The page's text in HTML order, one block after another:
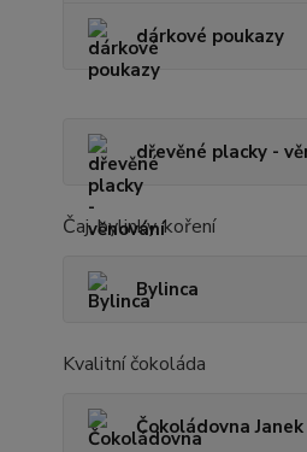
dárkové poukazy
dřevěné placky -
Čaj, bylinky, koření
Bylinca
Kvalitní čokoláda
Čokoládovna Janek